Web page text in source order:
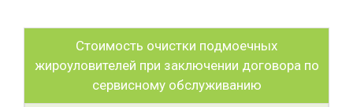
Стоимость очистки подмоечных
жироуловителей при заключении договора по
сервисному обслуживанию